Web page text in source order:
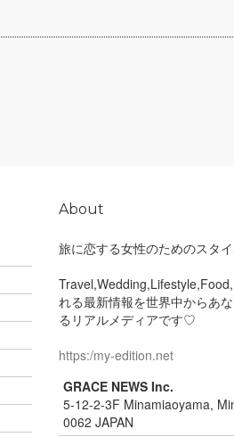
About
旅に恋する女性のためのスタ
れる最新情報を世界中からあ
るリアルメディアです♡
https:/my-edition.net
GRACE NEWS Inc.
5-12-2-3F Minamiaoyama,
0062 JAPAN